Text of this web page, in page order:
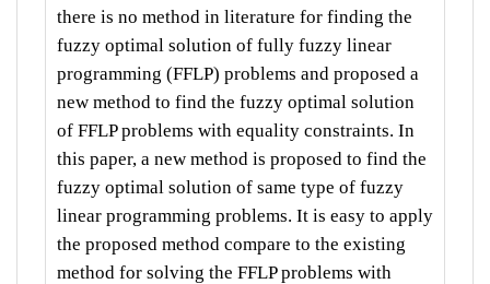
there is no method in literature for finding the
fuzzy optimal solution of fully fuzzy linear
programming (FFLP) problems and proposed a
new method to find the fuzzy optimal solution
of FFLP problems with equality constraints. In
this paper, a new method is proposed to find the
fuzzy optimal solution of same type of fuzzy
linear programming problems. It is easy to apply
the proposed method compare to the existing
method for solving the FFLP problems with